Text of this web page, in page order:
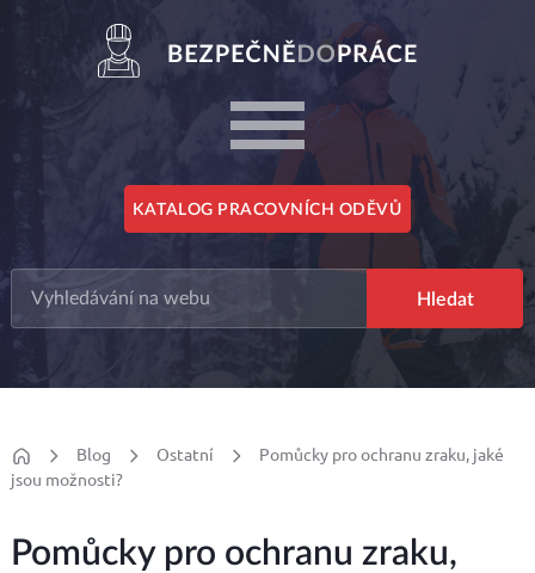
KATALOG PRACOVNÍCH ODĚVŮ
Blog Ostatní
Pomůcky pro ochranu zraku, jaké
jsou možnosti?
Pomůcky pro ochranu zraku,